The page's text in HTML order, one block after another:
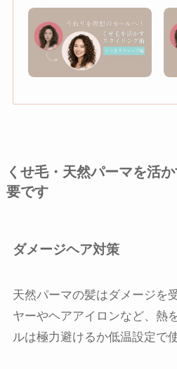
くせ毛・天然パーマを活
要です
ダメージヘア対策
天然パーマの髪はダメージを
ヤーやヘアアイロンなど、熱
ルは極力避けるか低温設定で